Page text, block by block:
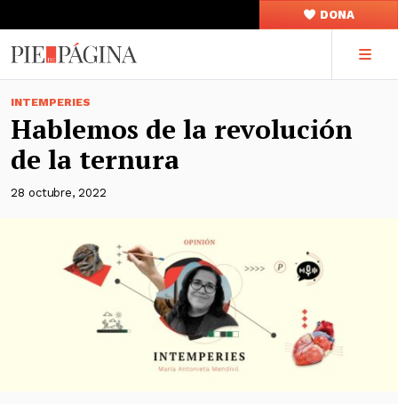
DONA
INTEMPERIES
Hablemos de la revolución
de la ternura
28 octubre, 2022